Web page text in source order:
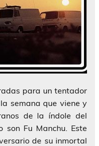
para un tentador
semana que viene y
de la índole del
son Fu Manchu. Este
de su inmortal